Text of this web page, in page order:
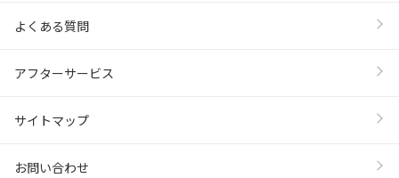
よくある質問
アフターサービス
サイトマップ
お問い合わせ